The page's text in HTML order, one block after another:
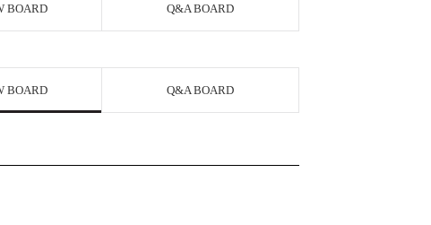
BOARD Q&A BOARD
BOARD Q&A BOARD